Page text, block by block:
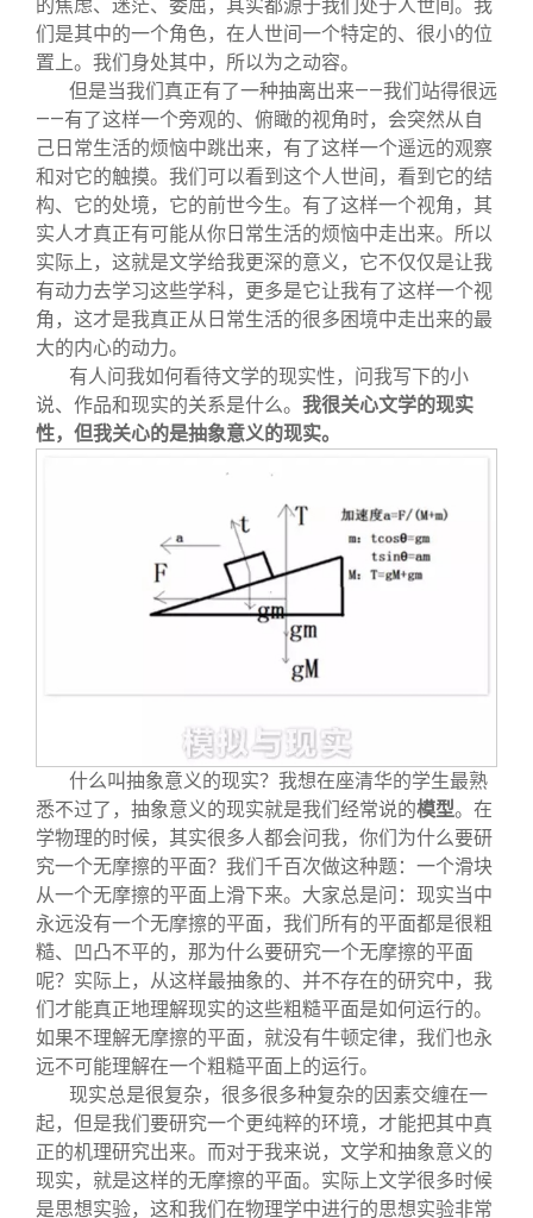
的焦虑、迷茫、委屈，其实都源于我们处于人世间。我
们是其中的一个角色，在人世间一个特定的、很小的位
置上。我们身处其中，所以为之动容。
但是当我们真正有了一种抽离出来——我们站得很远
——有了这样一个旁观的、俯瞰的视角时，会突然从自
己日常生活的烦恼中跳出来，有了这样一个遥远的观察
和对它的触摸。我们可以看到这个人世间，看到它的结
构、它的处境，它的前世今生。有了这样一个视角，其
实人才真正有可能从你日常生活的烦恼中走出来。所以
实际上，这就是文学给我更深的意义，它不仅仅是让我
有动力去学习这些学科，更多是它让我有了这样一个视
角，这才是我真正从日常生活的很多困境中走出来的最
大的内心的动力。
有人问我如何看待文学的现实性，问我写下的小
说、作品和现实的关系是什么。 我很关心文学的现实
性，但我关心的是抽象意义的现实。
什么叫抽象意义的现实？我想在座清华的学生最熟
悉不过了，抽象意义的现实就是我们经常说的模型。在
学物理的时候，其实很多人都会问我，你们为什么要研
究一个无摩擦的平面？我们千百次做这种题：一个滑块
从一个无摩擦的平面上滑下来。大家总是问：现实当中
永远没有一个无摩擦的平面，我们所有的平面都是很粗
糙、凹凸不平的，那为什么要研究一个无摩擦的平面
呢？实际上，从这样最抽象的、并不存在的研究中，我
们才能真正地理解现实的这些粗糙平面是如何运行的。
如果不理解无摩擦的平面，就没有牛顿定律，我们也永
远不可能理解在一个粗糙平面上的运行。
现实总是很复杂，很多很多种复杂的因素交缠在一
起，但是我们要研究一个更纯粹的环境，才能把其中真
正的机理研究出来。而对于我来说，文学和抽象意义的
现实，就是这样的无摩擦的平面。实际上文学很多时候
是思想实验，这和我们在物理学中进行的思想实验非常